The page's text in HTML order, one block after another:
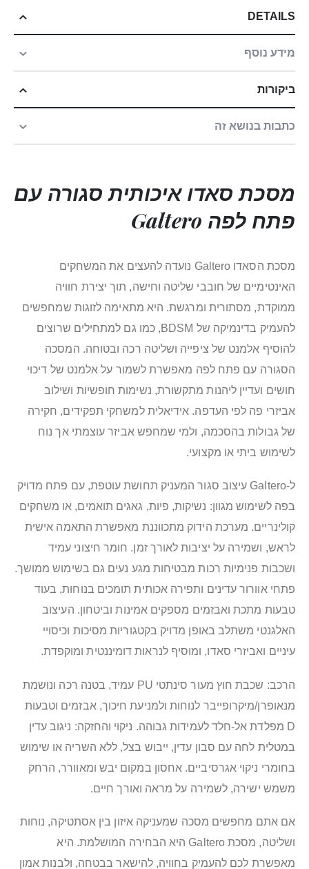
DETAILS
מידע נוסף
ביקורות
כתבות בנושא זה
מסכת סאדו איכותית סגורה עם
פתח לפה Galtero
מסכת הסאדו Galtero נועדה להעצים את המשחקים
האינטימיים של חובבי שליטה וחישה, תוך יצירת חוויה
ממוקדת, מסתורית ומרגשת. היא מתאימה לזוגות שמחפשים
להעמיק בדינמיקה של BDSM, כמו גם למתחילים שרוצים
להוסיף אלמנט של ציפייה ושליטה רכה ובטוחה. המסכה
הסגורה עם פתח לפה מאפשרת לשמור על אלמנט של דיכוי
חושים ועדיין ליהנות מתקשורת, נשימות חופשיות ושילוב
אביזרי פה לפי העדפה. אידיאלית למשחקי תפקידים, חקירה
של גבולות בהסכמה, ולמי שמחפש אביזר עוצמתי אך נוח
לשימוש ביתי או מקצועי.
ל-Galtero עיצוב סגור המעניק תחושת עוטפת, עם פתח מדויק
בפה לשימוש מגוון: נשיקות, פיות, גאגים תואמים, או משחקים
קולינריים. מערכת הידוק מתכווננת מאפשרת התאמה אישית
לראש, ושמירה על יציבות לאורך זמן. חומר חיצוני עמיד
ושכבות פנימיות רכות מבטיחות מגע נעים גם בשימוש ממושך.
פתחי אוורור עדינים ותפירה אכותית תומכים בנוחות, בעוד
טבעות מתכת ואבזמים מספקים אמינות וביטחון. העיצוב
האלגנטי משתלב באופן מדויק בקטגוריות מסיכות וכיסויי
עיניים ואביזרי סאדו, ומוסיף לנראות דומיננטית ומוקפדת.
הרכב: שכבת חוץ מעור סינתטי PU עמיד, בטנה רכה ונושמת
מנאופרן/מיקרופייבר לנוחות ולמניעת חיכוך, אבזמים וטבעות
D מפלדת אל-חלד לעמידות גבוהה. ניקוי והחזקה: ניגוב עדין
במטלית לחה עם סבון עדין, ייבוש בצל, ללא השריה או שימוש
בחומרי ניקוי אגרסיביים. אחסון במקום יבש ומאוורר, הרחק
משמש ישירה, לשמירה על מראה ואורך חיים.
אם אתם מחפשים מסכה שמעניקה איזון בין אסתטיקה, נוחות
ושליטה, מסכת Galtero היא הבחירה המושלמת. היא
מאפשרת לכם להעמיק בחוויה, להישאר בבטחה, ולבנות אמון